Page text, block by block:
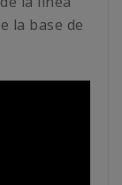
la base de